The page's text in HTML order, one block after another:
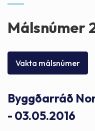
Málsnúmer
Vakta málsnúmer
Byggðarráð
- 03.05.2016